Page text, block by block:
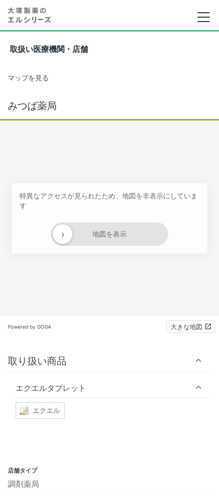
取扱い医療機関・店舗
マップを見る
みつば薬局
特異なアクセスが見られたため、地図を非表示にしていま
す
地図を表示
›
Powered by GOGA 大きな地図
取り扱い商品
エクエルタブレット
エクエル
店舗タイプ
調剤薬局